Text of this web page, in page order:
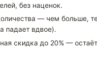
без наценок.
— чем больше,
падает вдвое).
скидка до 20% —